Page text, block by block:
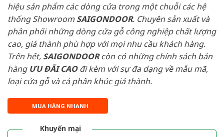
hiệu sản phẩm các dòng cửa trong một chuỗi các hệ
thống ShowroomSAIGONDOOR. Chuyên sản xuất và
phân phối những dòng cửa gỗ công nghiệp chất lượng
cao, giá thành phù hợp với mọi nhu cầu khách hàng.
Trên hết, SAIGONDOORcòn có những chính sách bán
hàng ƯU ĐÃI CAOđi kèm với sự đa dạng về mẫu mã,
loại cửa gỗ và cả phân khúc giá thành.
MUA HÀNG NHANH
Khuyến mại